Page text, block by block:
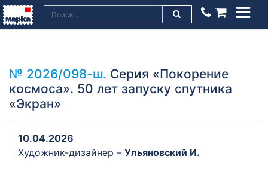
№ 2026/098-ш. Серия «Покорение
космоса». 50 лет запуску спутника
«Экран»
10.04.2026
Художник-дизайнер – Ульяновский И.